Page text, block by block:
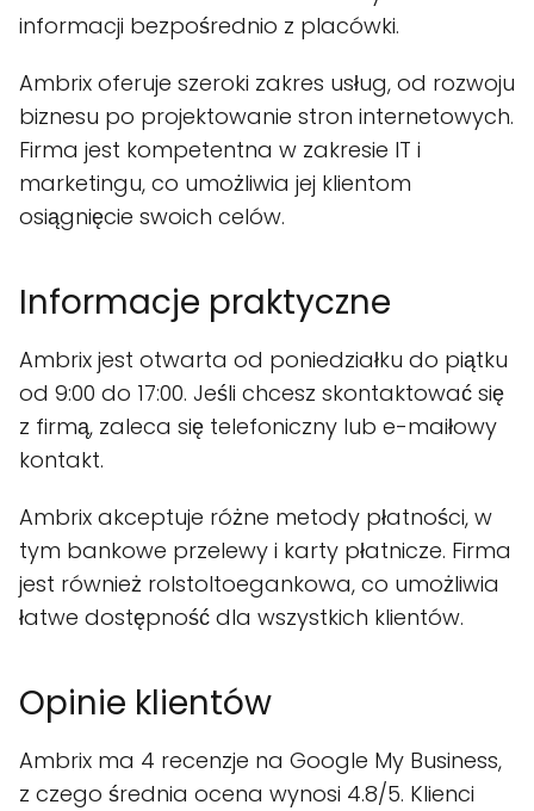
informacji bezpośrednio z placówki.
Ambrix oferuje szeroki zakres usług, od rozwoju
biznesu po projektowanie stron internetowych.
Firma jest kompetentna w zakresie IT i
marketingu, co umożliwia jej klientom
osiągnięcie swoich celów.
Informacje praktyczne
Ambrix jest otwarta od poniedziałku do piątku
od 9:00 do 17:00. Jeśli chcesz skontaktować się
z firmą, zaleca się telefoniczny lub e-maiłowy
kontakt.
Ambrix akceptuje różne metody płatności, w
tym bankowe przelewy i karty płatnicze. Firma
jest również rolstoltoegankowa, co umożliwia
łatwe dostępność dla wszystkich klientów.
Opinie klientów
Ambrix ma 4 recenzje na Google My Business,
z czego średnia ocena wynosi 4.8/5. Klienci